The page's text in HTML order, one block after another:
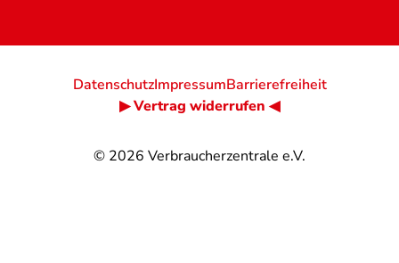
© 2026 Verbraucherzentrale e.V.
DatenschutzImpressumBarrierefreiheit
▶ Vertrag widerrufen ◀